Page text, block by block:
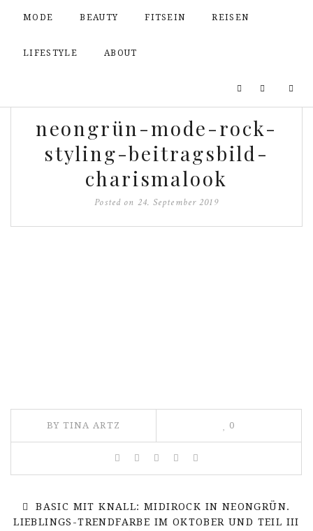
MODE BEAUTY FITSEIN REISEN
LIFESTYLE ABOUT
neongrün-mode-rock-
styling-beitragsbild-
charismalook
Posted on 24. September 2019
BY TINA ARTZ 0
BASIC MIT KNALL: MIDIROCK IN NEONGRÜN.
LIEBLINGS-TRENDFARBE IM OKTOBER UND TEIL III